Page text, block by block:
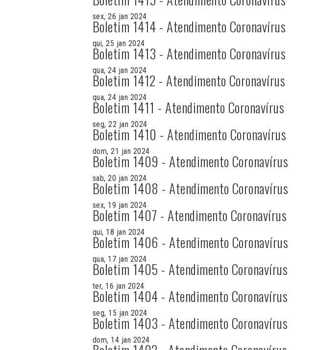
sex, 26 jan 2024
Boletim 1414 - Atendimento Coronavírus
qui, 25 jan 2024
Boletim 1413 - Atendimento Coronavírus
qua, 24 jan 2024
Boletim 1412 - Atendimento Coronavírus
qua, 24 jan 2024
Boletim 1411 - Atendimento Coronavírus
seg, 22 jan 2024
Boletim 1410 - Atendimento Coronavírus
dom, 21 jan 2024
Boletim 1409 - Atendimento Coronavírus
sab, 20 jan 2024
Boletim 1408 - Atendimento Coronavírus
sex, 19 jan 2024
Boletim 1407 - Atendimento Coronavírus
qui, 18 jan 2024
Boletim 1406 - Atendimento Coronavírus
qua, 17 jan 2024
Boletim 1405 - Atendimento Coronavírus
ter, 16 jan 2024
Boletim 1404 - Atendimento Coronavírus
seg, 15 jan 2024
Boletim 1403 - Atendimento Coronavírus
dom, 14 jan 2024